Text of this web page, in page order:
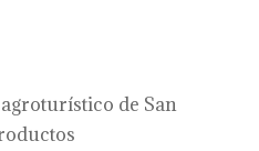
de San